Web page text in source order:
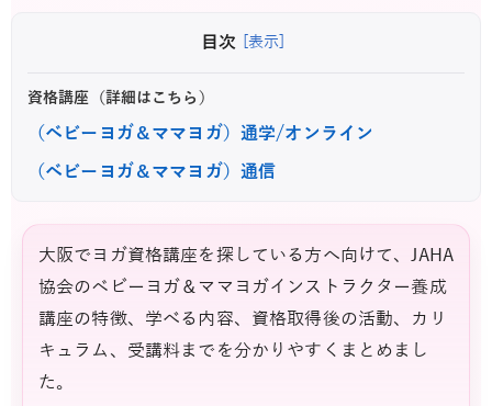
目次 [表示]
資格講座（詳細はこちら）
（ベビーヨガ＆ママヨガ）通学/オンライン
（ベビーヨガ＆ママヨガ）通信
大阪でヨガ資格講座を探している方へ向けて、JAHA
協会のベビーヨガ＆ママヨガインストラクター養成
講座の特徴、学べる内容、資格取得後の活動、カリ
キュラム、受講料までを分かりやすくまとめまし
た。